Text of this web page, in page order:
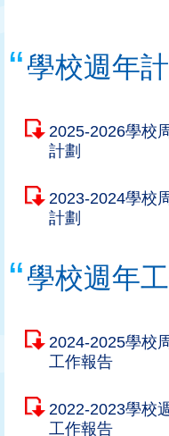
學校週年
2025-2026學校
計劃
2023-2024學校
計劃
學校週年
2024-2025學校
工作報告
2022-2023學校
工作報告